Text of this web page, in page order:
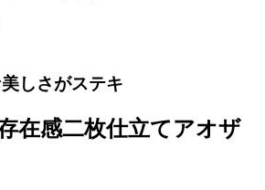
しさがステキ
在感二枚仕立てアオザ